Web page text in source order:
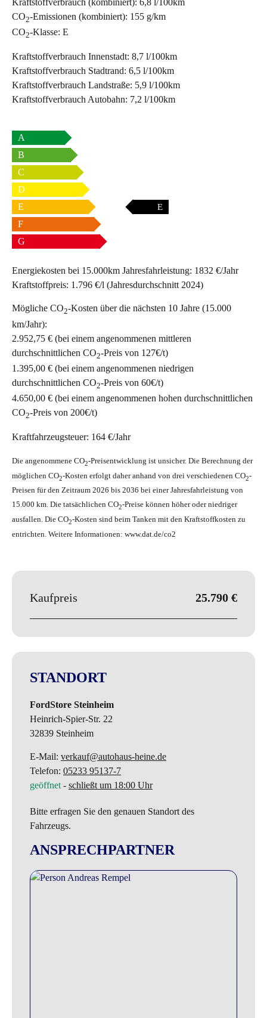
Kraftstoffverbrauch (kombiniert): 6,8 l/100km
CO2-Emissionen (kombiniert): 155 g/km
CO2-Klasse: E
Kraftstoffverbrauch Innenstadt: 8,7 l/100km
Kraftstoffverbrauch Stadtrand: 6,5 l/100km
Kraftstoffverbrauch Landstraße: 5,9 l/100km
Kraftstoffverbrauch Autobahn: 7,2 l/100km
A
B
C
D
E
E
F
G
Energiekosten bei 15.000km Jahresfahrleistung: 1832 €/Jahr
Kraftstoffpreis: 1.796 €/l (Jahresdurchschnitt 2024)
Mögliche CO2-Kosten über die nächsten 10 Jahre (15.000
km/Jahr):
2.952,75 € (bei einem angenommenen mittleren
durchschnittlichen CO2-Preis von 127€/t)
1.395,00 € (bei einem angenommenen niedrigen
durchschnittlichen CO2-Preis von 60€/t)
4.650,00 € (bei einem angenommenen hohen durchschnittlichen
CO2-Preis von 200€/t)
Kraftfahrzeugsteuer: 164 €/Jahr
Die angenommene CO2-Preisentwicklung ist unsicher. Die Berechnung der
möglichen CO2-Kosten erfolgt daher anhand von drei verschiedenen CO2-
Preisen für den Zeitraum 2026 bis 2036 bei einer Jahresfahrleistung von
15.000 km. Die tatsächlichen CO2-Preise können höher oder niedriger
ausfallen. Die CO2-Kosten sind beim Tanken mit den Kraftstoffkosten zu
entrichten. Weitere Informationen: www.dat.de/co2
Kaufpreis 25.790 €
STANDORT
FordStore Steinheim
Heinrich-Spier-Str. 22
32839 Steinheim
E-Mail: verkauf@autohaus-heine.de
Telefon: 05233 95137-7
geöffnet - schließt um 18:00 Uhr
Bitte erfragen Sie den genauen Standort des
Fahrzeugs.
ANSPRECHPARTNER